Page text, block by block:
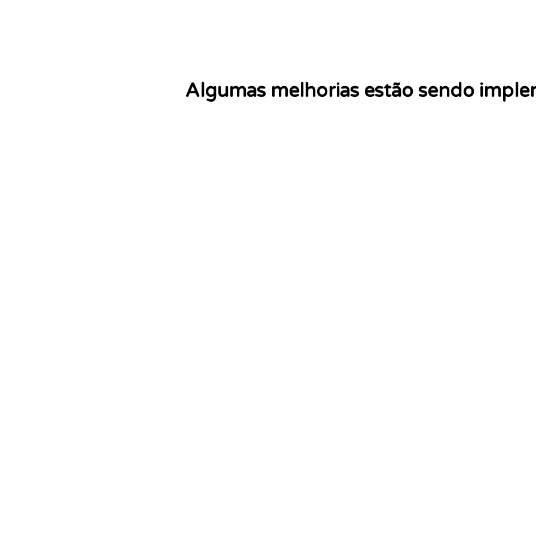
Algumas melhorias estão sendo